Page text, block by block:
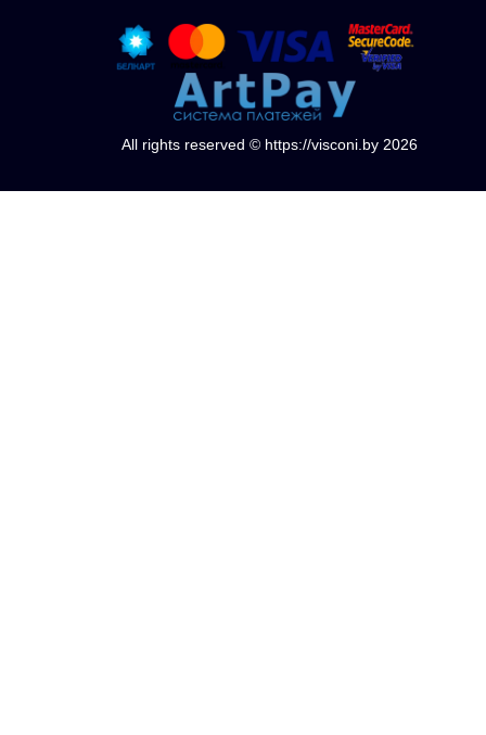
All rights reserved © https://visconi.by 2026